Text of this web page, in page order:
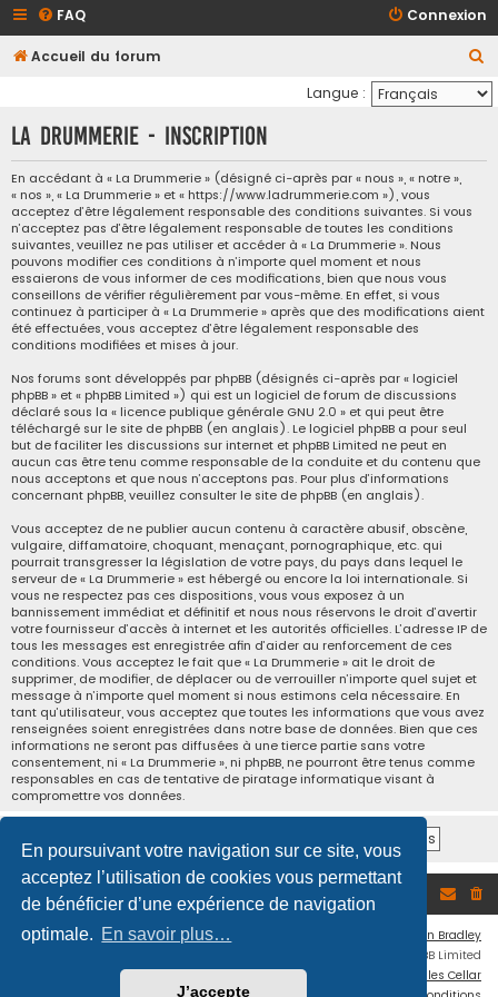
En poursuivant votre navigation sur ce site, vous
acceptez l’utilisation de cookies vous permettant
de bénéficier d’une expérience de navigation
optimale. En savoir plus…
J’accepte
FAQ Connexion
Accueil du forum
e
c
Langue :
La Drummerie - Inscription
En accédant à « La Drummerie » (désigné ci-après par « nous », « notre »,
« nos », « La Drummerie » et « https://www.ladrummerie.com »), vous
acceptez d’être légalement responsable des conditions suivantes. Si vous
n’acceptez pas d’être légalement responsable de toutes les conditions
suivantes, veuillez ne pas utiliser et accéder à « La Drummerie ». Nous
pouvons modifier ces conditions à n’importe quel moment et nous
essaierons de vous informer de ces modifications, bien que nous vous
conseillons de vérifier régulièrement par vous-même. En effet, si vous
continuez à participer à « La Drummerie » après que des modifications aient
été effectuées, vous acceptez d’être légalement responsable des
conditions modifiées et mises à jour.
Nos forums sont développés par phpBB (désignés ci-après par « logiciel
phpBB » et « phpBB Limited ») qui est un logiciel de forum de discussions
déclaré sous la « licence publique générale GNU 2.0 » et qui peut être
téléchargé sur le site de phpBB (en anglais). Le logiciel phpBB a pour seul
but de faciliter les discussions sur internet et phpBB Limited ne peut en
aucun cas être tenu comme responsable de la conduite et du contenu que
nous acceptons et que nous n’acceptons pas. Pour plus d’informations
concernant phpBB, veuillez consulter le site de phpBB (en anglais).
Vous acceptez de ne publier aucun contenu à caractère abusif, obscène,
vulgaire, diffamatoire, choquant, menaçant, pornographique, etc. qui
pourrait transgresser la législation de votre pays, du pays dans lequel le
serveur de « La Drummerie » est hébergé ou encore la loi internationale. Si
vous ne respectez pas ces dispositions, vous vous exposez à un
bannissement immédiat et définitif et nous nous réservons le droit d’avertir
votre fournisseur d’accès à internet et les autorités officielles. L’adresse IP de
tous les messages est enregistrée afin d’aider au renforcement de ces
conditions. Vous acceptez le fait que « La Drummerie » ait le droit de
supprimer, de modifier, de déplacer ou de verrouiller n’importe quel sujet et
message à n’importe quel moment si nous estimons cela nécessaire. En
tant qu’utilisateur, vous acceptez que toutes les informations que vous avez
renseignées soient enregistrées dans notre base de données. Bien que ces
informations ne seront pas diffusées à une tierce partie sans votre
consentement, ni « La Drummerie », ni phpBB, ne pourront être tenus comme
responsables en cas de tentative de piratage informatique visant à
compromettre vos données.
Accueil du forum
Ian Bradley
® Forum Software © phpBB Limited
Traduction française officielle
Miles Cellar